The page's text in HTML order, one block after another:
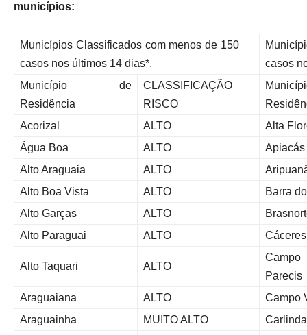
municípios:
Municípios Classificados com menos de 150
casos nos últimos 14 dias*.
casos
Município de
Residência
CLASSIFICAÇÃO
RISCO
Acorizal
ALTO
Alta
Água Boa
ALTO
Apiacás
Alto Araguaia
ALTO
Alto Boa Vista
ALTO
Barra
Alto Garças
ALTO
Alto Paraguai
ALTO Cáceres
Alto Taquari ALTO
Parecis
Araguaiana
ALTO
Campo
Araguainha
MUITO ALTO
Carlinda